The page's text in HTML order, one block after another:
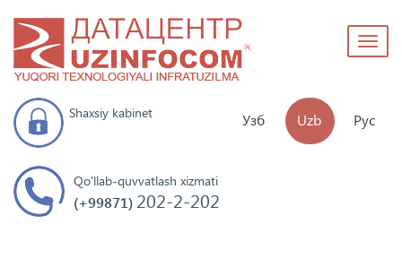
Узб Uzb Рус
Shaxsiy kabinet
Qo'llab-quvvatlash xizmati
(+99871) 202-2-202